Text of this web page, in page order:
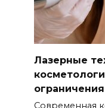
Лазерные
ограничения
Современная